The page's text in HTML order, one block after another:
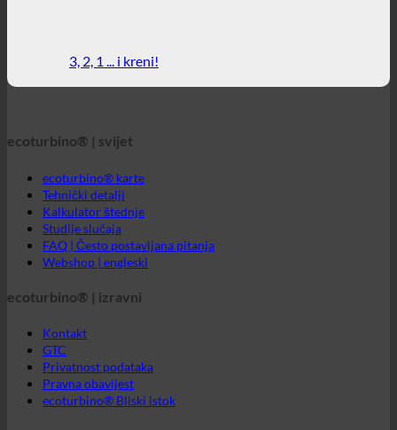
ecoturbino® karte
Tehnički detalji
Kalkulator štednje
Studije slučaja
FAQ | Često postavljana pitanja
ecoturbino® | izravni
Kontakt
GTC
Privatnost podataka
Pravna obavijest